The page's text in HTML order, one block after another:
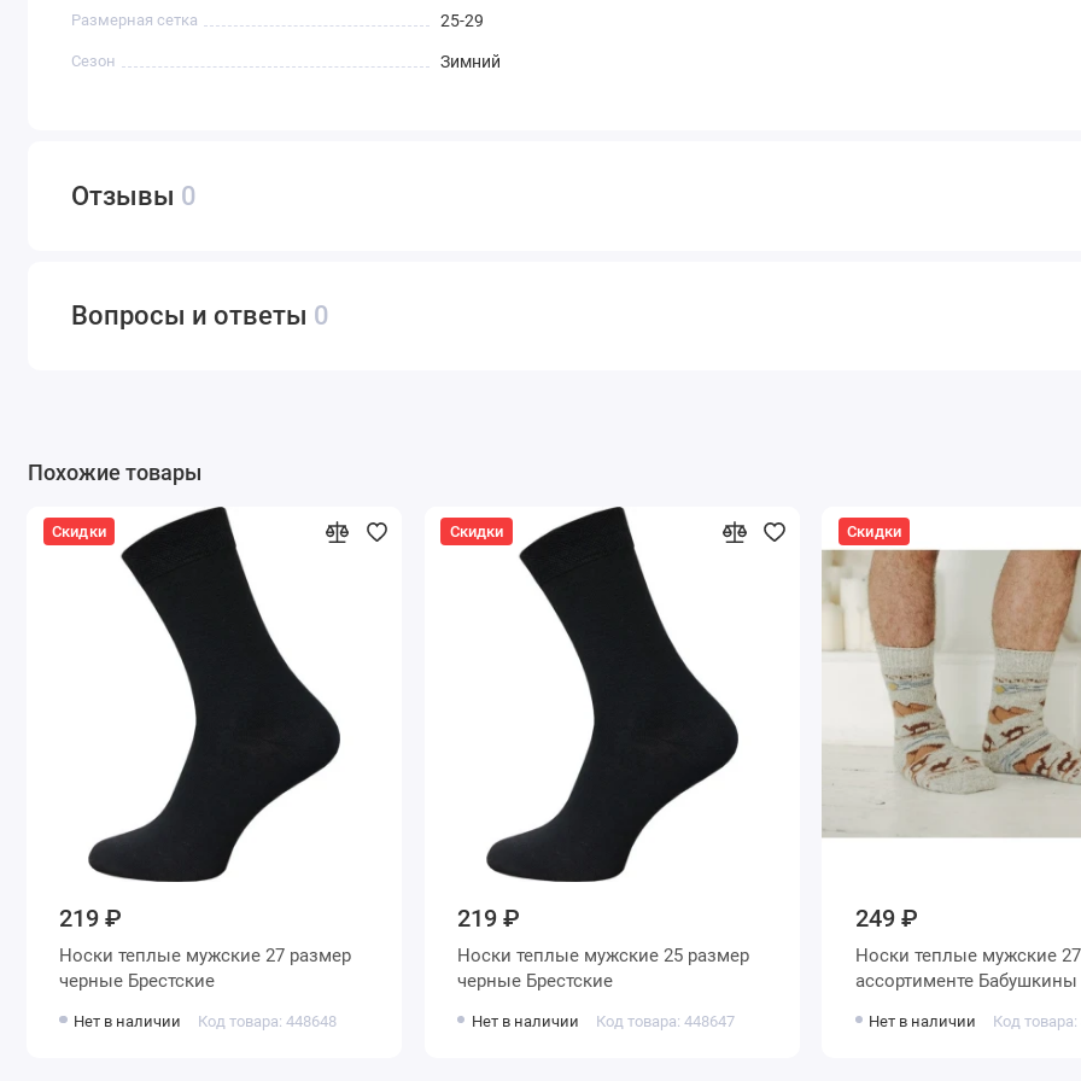
Размерная сетка 25-29
Сезон Зимний
Отзывы 0
Вопросы и ответы 0
Похожие товары
Скидки
219 ₽
Носки теплые мужские 27 размер
черные Брестские
Нет в наличии Код товара: 448648
Скидки
219 ₽
Носки теплые мужские 25 размер
черные Брестские
Нет в наличии Код товара: 448647
Скидки
249 ₽
Носки теплые мужские 27 размер в
ассортименте
Нет в наличии Код